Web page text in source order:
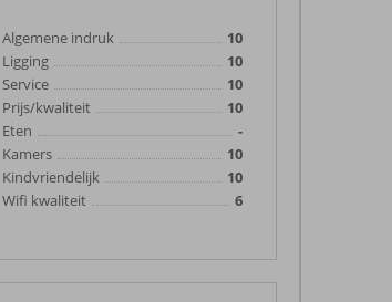
Algemene indruk
10
Ligging
10
Service
10
Prijs/kwaliteit
10
Eten
-
Kamers
10
Kindvriendelijk
10
Wifi kwaliteit
6